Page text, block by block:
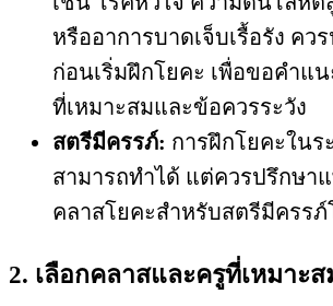
หรืออาการบาดเจ็บเรื้อรัง คว
ก่อนเริ่มฝึกโยคะ เพื่อขอคำแ
ที่เหมาะสมและข้อควรระวัง
สตรีมีครรภ์: การฝึกโยคะในร
สามารถทำได้ แต่ควรปรึกษา
คลาสโยคะสำหรับสตรีมีครรภ์
2. เลือกคลาสและครูที่เหมาะส